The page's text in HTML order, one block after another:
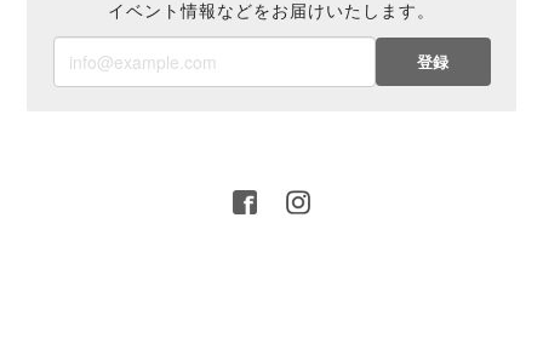
イベント情報などをお届けいたします。
登録